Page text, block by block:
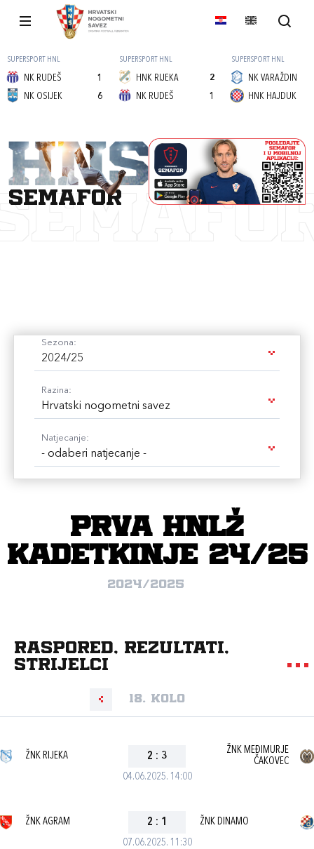
SUPERSPORT HNL
NK RUDEŠ
1
6
NK OSIJEK
SUPERSPORT HNL
HNK RIJEKA
2
1
NK RUDEŠ
SUPERSPORT HNL
NK VARAŽDIN
HNK HAJDUK
semafor
Sezona:
2024/25
Razina:
Hrvatski nogometni savez
Natjecanje:
- odaberi natjecanje -
Prva HNLŽ
kadetkinje 24/25
2024/2025
Raspored, rezultati,
strijelci
18. kolo
04.06.2025. 14:00
ŽNK RIJEKA 2 : 3
ŽNK MEĐIMURJE
ČAKOVEC
07.06.2025. 11:30
ŽNK AGRAM 2 : 1 ŽNK DINAMO